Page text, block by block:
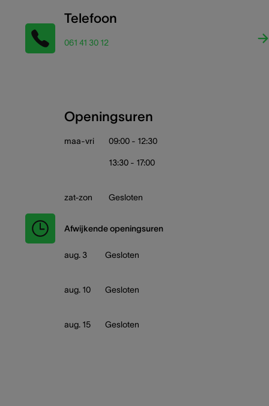
Telefoon
061 41 30 12
Openingsuren
maa-vri 09:00 - 12:30
13:30 - 17:00
zat-zon Gesloten
Afwijkende openingsuren
aug. 3 Gesloten
aug. 10 Gesloten
aug. 15 Gesloten